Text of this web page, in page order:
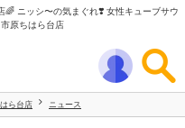
ニッシ〜の気まぐれ❣️ 女性キューブサウ
原ちはら台店
ら台店 ニュース